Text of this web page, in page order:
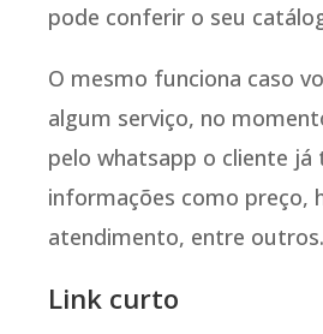
pode conferir o seu
O mesmo funciona caso
algum serviço, no
pelo whatsapp o cliente já
informações como preço,
atendimento, entre outros.
Link curto